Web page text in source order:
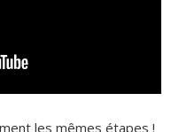
les mêmes étapes !